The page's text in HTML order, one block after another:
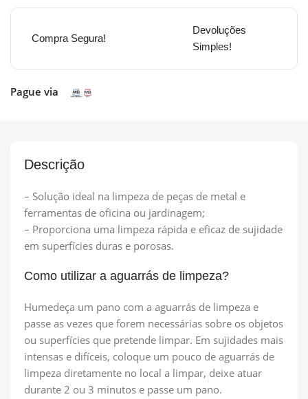
Compra Segura!
Devoluções
Simples!
Pague via
Descrição
– Solução ideal na limpeza de peças de metal e
ferramentas de oficina ou jardinagem;
– Proporciona uma limpeza rápida e eficaz de sujidade
em superfícies duras e porosas.
Como utilizar a aguarrás de limpeza?
Humedeça um pano com a aguarrás de limpeza e
passe as vezes que forem necessárias sobre os objetos
ou superfícies que pretende limpar. Em sujidades mais
intensas e difíceis, coloque um pouco de aguarrás de
limpeza diretamente no local a limpar, deixe atuar
durante 2 ou 3 minutos e passe um pano.